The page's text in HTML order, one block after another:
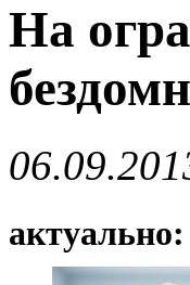
На
актуально: